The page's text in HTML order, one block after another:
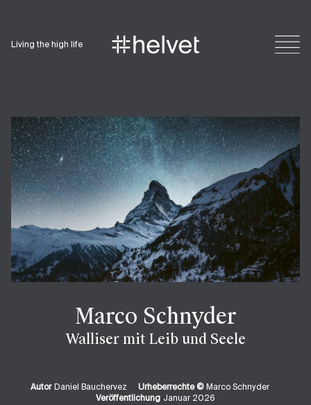
Living the high life
Marco Schnyder
Walliser mit Leib und Seele
Autor Daniel Bauchervez Urheberrechte © Marco Schnyder
Veröffentlichung Januar 2026